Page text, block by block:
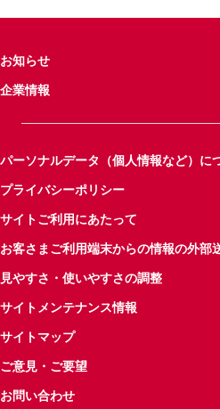
お知らせ
企業情報
パーソナルデータ（個人情報など）に
プライバシーポリシー
サイトご利用にあたって
お客さまご利用端末からの情報の外部
見やすさ・使いやすさの調整
サイトメンテナンス情報
サイトマップ
ご意見・ご要望
お問い合わせ